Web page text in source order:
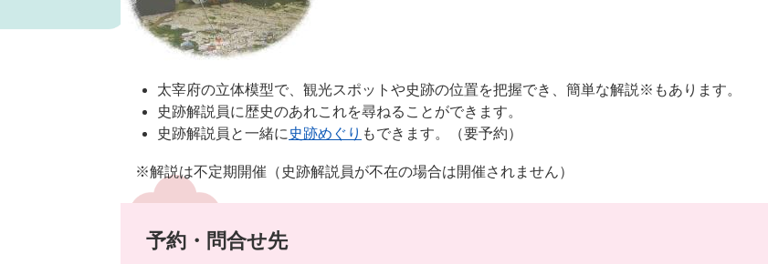
太宰府の立体模型で、観光スポットや史跡の位置を把握でき、簡単な解説※もあります。
史跡解説員に歴史のあれこれを尋ねることができます。
史跡解説員と一緒に 史跡めぐり もできます。（要予約）
※解説は不定期開催（史跡解説員が不在の場合は開催されません）
予約・問合せ先